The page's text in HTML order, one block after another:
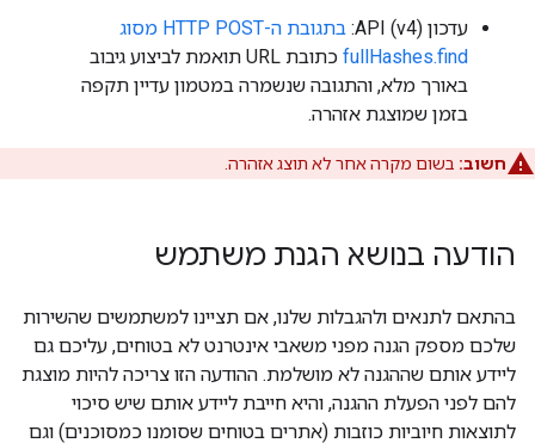
עדכון API (v4):
בתגובת ה-HTTP POST מסוג
fullHashes.find
כתובת URL תואמת לביצוע גיבוב
באורך מלא, והתגובה שנשמרה במטמון עדיין תקפה
בזמן שמוצגת אזהרה.
חשוב: בשום מקרה אחר לא תוצג אזהרה.
הודעה בנושא הגנת משתמש
בהתאם לתנאים ולהגבלות שלנו, אם תציינו למשתמשים שהשירות
שלכם מספק הגנה מפני משאבי אינטרנט לא בטוחים, עליכם גם
ליידע אותם שההגנה לא מושלמת. ההודעה הזו צריכה להיות מוצגת
להם לפני הפעלת ההגנה, והיא חייבת ליידע אותם שיש סיכוי
לתוצאות חיוביות כוזבות (אתרים בטוחים שסומנו כמסוכנים) וגם